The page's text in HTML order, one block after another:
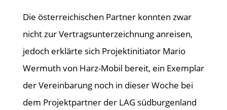
Die österreichischen Partner konnten zwar
nicht zur Vertragsunterzeichnung anreisen,
jedoch erklärte sich Projektinitiator Mario
Wermuth von Harz-Mobil bereit, ein Exemplar
der Vereinbarung noch in dieser Woche bei
dem Projektpartner der LAG südburgenland